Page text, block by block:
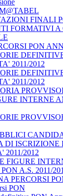
FINALI
FORMATIVI A
PON
2011/2012
2011/2012
INTERNE
DI ISCRIZIONE
2011/2012
FIGURE
A.S. 2011/
PERCORSI
PON